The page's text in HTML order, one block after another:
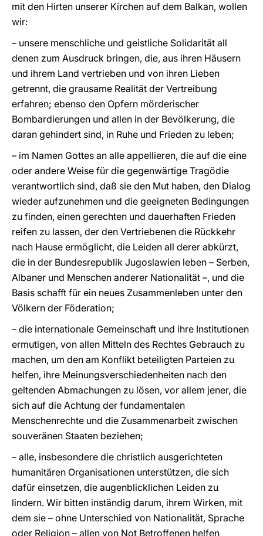
mit den Hirten unserer Kirchen auf dem Balkan, wollen
wir:
– unsere menschliche und geistliche Solidarität all
denen zum Ausdruck bringen, die, aus ihren Häusern
und ihrem Land vertrieben und von ihren Lieben
getrennt, die grausame Realität der Vertreibung
erfahren; ebenso den Opfern mörderischer
Bombardierungen und allen in der Bevölkerung, die
daran gehindert sind, in Ruhe und Frieden zu leben;
– im Namen Gottes an alle appellieren, die auf die eine
oder andere Weise für die gegenwärtige Tragödie
verantwortlich sind, daß sie den Mut haben, den Dialog
wieder aufzunehmen und die geeigneten Bedingungen
zu finden, einen gerechten und dauerhaften Frieden
reifen zu lassen, der den Vertriebenen die Rückkehr
nach Hause ermöglicht, die Leiden all derer abkürzt,
die in der Bundesrepublik Jugoslawien leben – Serben,
Albaner und Menschen anderer Nationalität –, und die
Basis schafft für ein neues Zusammenleben unter den
Völkern der Föderation;
– die internationale Gemeinschaft und ihre Institutionen
ermutigen, von allen Mitteln des Rechtes Gebrauch zu
machen, um den am Konflikt beteiligten Parteien zu
helfen, ihre Meinungsverschiedenheiten nach den
geltenden Abmachungen zu lösen, vor allem jener, die
sich auf die Achtung der fundamentalen
Menschenrechte und die Zusammenarbeit zwischen
souveränen Staaten beziehen;
– alle, insbesondere die christlich ausgerichteten
humanitären Organisationen unterstützen, die sich
dafür einsetzen, die augenblicklichen Leiden zu
lindern. Wir bitten inständig darum, ihrem Wirken, mit
dem sie – ohne Unterschied von Nationalität, Sprache
oder Religion – allen von Not Betroffenen helfen